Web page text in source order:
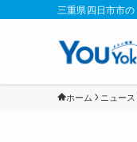
三重県四日市市
ホーム ニュース